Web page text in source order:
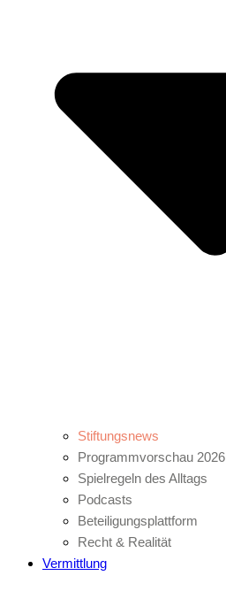
Stiftungsnews
Programmvorschau 2026
Spielregeln des Alltags
Podcasts
Beteiligungsplattform
Recht & Realität
Vermittlung